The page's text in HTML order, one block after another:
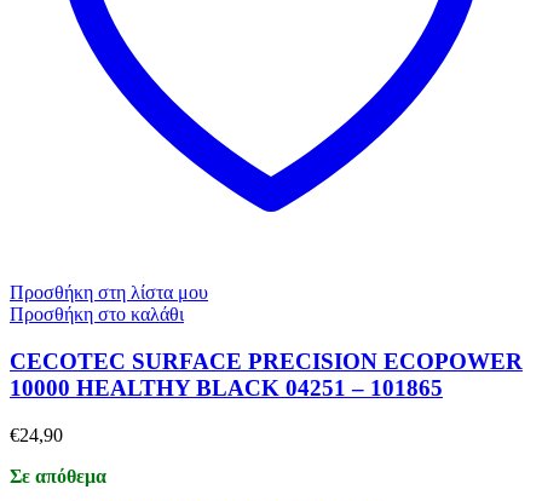
Προσθήκη στη λίστα μου
Προσθήκη στο καλάθι
CECOTEC SURFACE PRECISION ECOPOWER
10000 HEALTHY BLACK 04251 – 101865
€24,90
Σε απόθεμα